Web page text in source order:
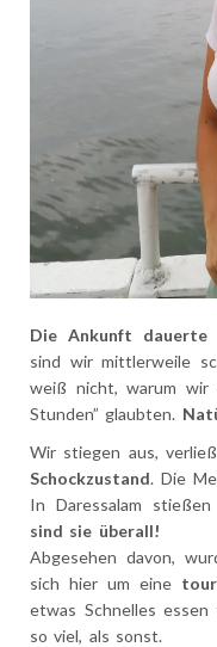
Die Ankunft
sind wir mittlerweile
weiß nicht, warum wir
Stunden” glaubten.
Wir stiegen aus,
Schockzustand. Die
In Daressalam
sind sie überall!
Abgesehen davon,
sich hier um eine
etwas Schnelles
so viel, als sonst.